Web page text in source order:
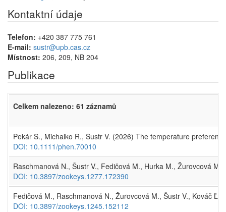
Kontaktní údaje
Telefon: +420 387 775 761
E-mail: sustr@upb.cas.cz
Místnost: 206, 209, NB 204
Publikace
Celkem nalezeno: 61 záznamů
Pekár S., Michalko R., Šustr V. (2026) The temperature
DOI: 10.1111/phen.70010
Raschmanová N., Šustr V., Fedičová M., Hurka M., Žurovcová
DOI: 10.3897/zookeys.1277.172390
Fedičová M., Raschmanová N., Žurovcová M., Šustr V., Kováč
DOI: 10.3897/zookeys.1245.152112